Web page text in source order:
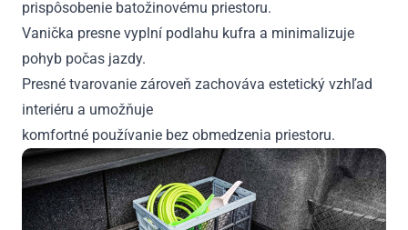
prispôsobenie batožinovému priestoru.
Vanička presne vyplní podlahu kufra a minimalizuje
pohyb počas jazdy.
Presné tvarovanie zároveň zachováva estetický vzhľad
interiéru a umožňuje
komfortné používanie bez obmedzenia priestoru.